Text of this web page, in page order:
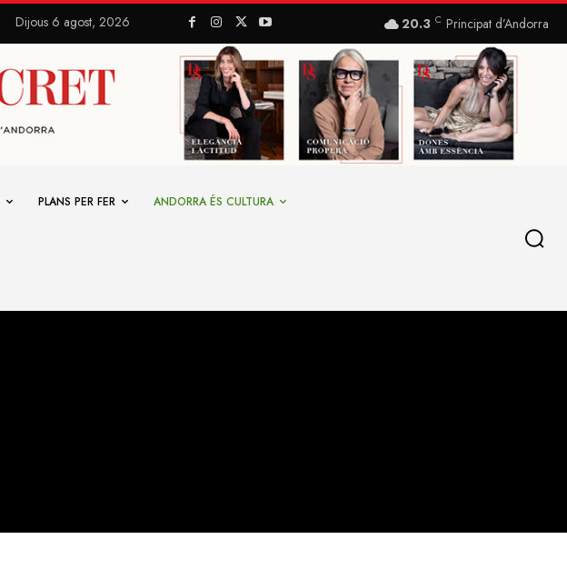
Dijous 6 agost, 2026 20.3 C Principat d’Andorra
PLANS PER FER ANDORRA ÉS CULTURA